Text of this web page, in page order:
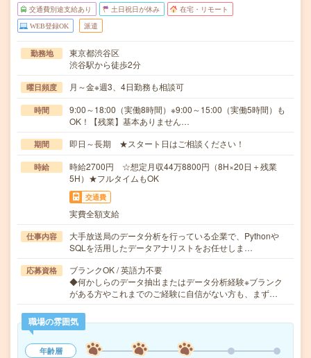
交通費別途支給あり 土日祝日が休み 在宅・リモート
WEB登録OK 派遣
勤務地
東京都渋谷区
渋谷駅から徒歩2分
曜日頻度 月～金※週3、4日勤務も相談可
時間
9:00～18:00（実働8時間）※9:00～15:00（実働5時間）も
OK！【残業】基本ありません…
期間 即日～長期 ★スタート日はご相談ください！
時給
時給2700円 ☆想定月収44万8800円（8H×20日＋残業
5H）★フルタイムもOK
交通費
実費全額支給
仕事内容
大手放送局のデータ分析を行っている企業で、Pythonや
SQLを活用したデータアナリストをお任せしま…
応募資格
ブランクOK / 英語力不要
◆何かしらのデータ抽出またはデータ分析経験※ブランク
がある方やこれまでのご経験に自信がない方も、まず…
職場の雰囲気
年齢層